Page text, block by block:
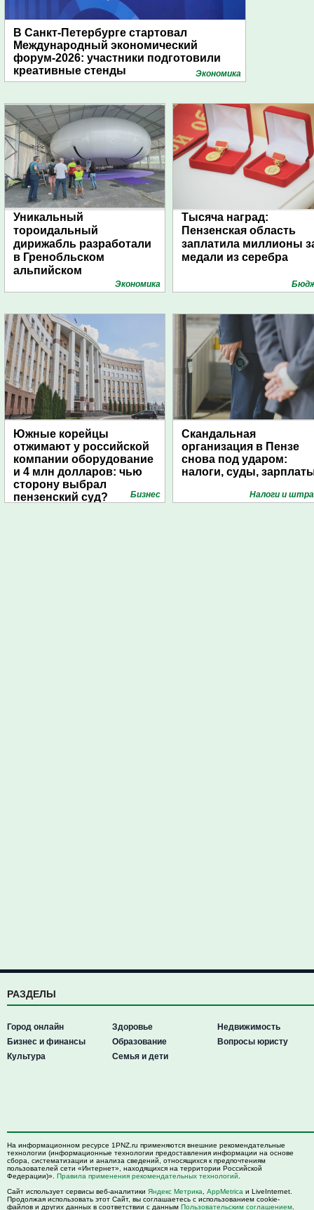
В Санкт-Петербурге стартовал
Международный экономический
форум-2026: участники подготовили
креативные стенды
Экономика
Уникальный
тороидальный
дирижабль разработали
в Гренобльском
альпийском
Экономика
Тысяча наград:
Пензенская область
заплатила миллионы
медали из серебра
Южные корейцы
отжимают у российской
компании оборудование
и 4 млн долларов: чью
сторону выбрал
пензенский суд?
Бизнес
Скандальная
организация в Пензе
снова под ударом:
налоги, суды,
Налоги и
РАЗДЕЛЫ
Город онлайн
Бизнес и финансы
Культура
Здоровье
Образование
Семья и дети
Недвижимость
Вопросы юристу
На информационном ресурсе 1PNZ.ru применяются внешние рекомендательные
технологии (информационные технологии предоставления информации на основе
сбора, систематизации и анализа сведений, относящихся к предпочтениям
пользователей сети «Интернет», находящихся на территории Российской
Федерации)». Правила применения рекомендательных технологий
Сайт использует сервисы веб-аналитики Яндекс Метрика AppMetrica и LiveInternet.
Продолжая использовать этот Сайт, вы соглашаетесь с использованием cookie-
файлов и других данных в соответствии с данным Пользовательским соглашением